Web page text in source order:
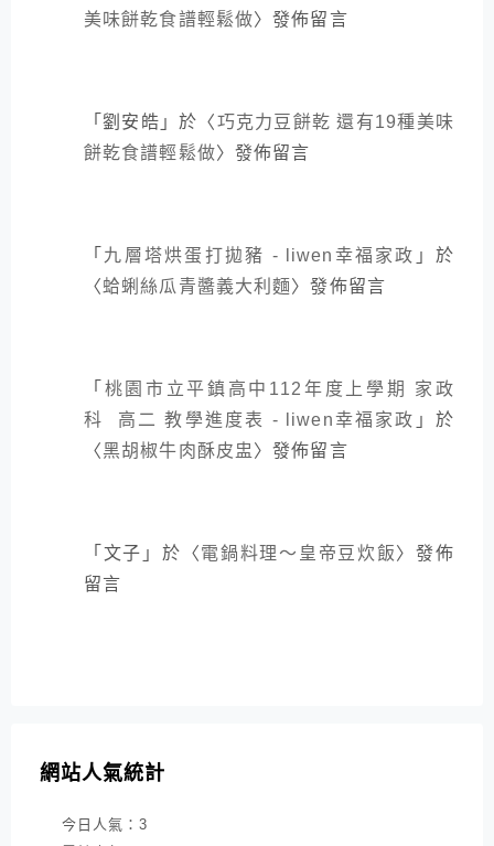
美味餅乾食譜輕鬆做〉發佈留言
「劉安皓 」於〈巧克力豆餅乾 還有19種美味
餅乾食譜輕鬆做〉發佈留言
「 九層塔烘蛋打拋豬 - liwen幸福家政 」於
〈蛤蜊絲瓜青醬義大利麵〉發佈留言
「 桃園市立平鎮高中112年度上學期 家政
科 高二 教學進度表 - liwen幸福家政 」於
〈黑胡椒牛肉酥皮盅 〉發佈留言
「 文子 」於〈電鍋料理～皇帝豆炊飯〉發佈
留言
網站人氣統計
今日人氣： 3